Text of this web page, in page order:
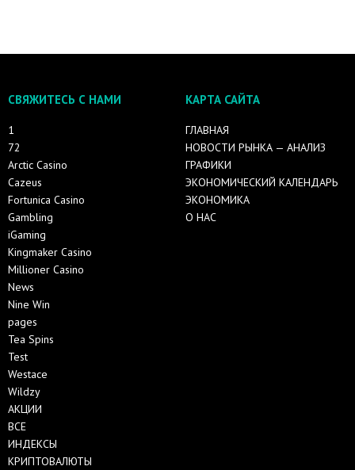
СВЯЖИТЕСЬ С НАМИ
1
72
Arctic Casino
Cazeus
Fortunica Casino
Gambling
iGaming
Kingmaker Casino
Millioner Casino
News
Nine Win
pages
Tea Spins
Test
Westace
Wildzy
АКЦИИ
ВСЕ
ИНДЕКСЫ
КРИПТОВАЛЮТЫ
КАРТА САЙТА
ГЛАВНАЯ
НОВОСТИ РЫНКА — АНАЛИЗ
ГРАФИКИ
ЭКОНОМИЧЕСКИЙ КАЛЕНДАРЬ
ЭКОНОМИКА
О НАС